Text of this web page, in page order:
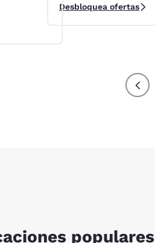
Desbloquea ofertas
populares